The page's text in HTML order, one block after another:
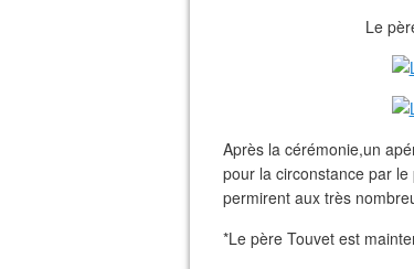
Le
Après la cérémonie,un
pour la circonstance par
permirent aux très
*Le père Touvet est